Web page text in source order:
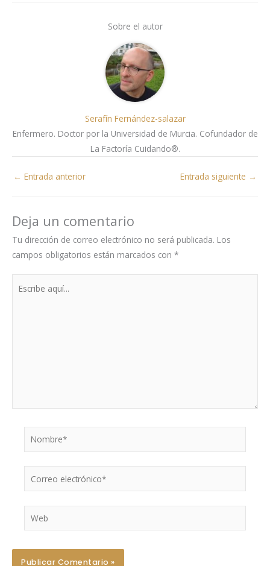
Sobre el autor
Serafín Fernández-salazar
Enfermero. Doctor por la Universidad de Murcia. Cofundador de
La Factoría Cuidando®.
← Entrada anterior Entrada siguiente →
Deja un comentario
Tu dirección de correo electrónico no será publicada. Los
campos obligatorios están marcados con *
Nombre*